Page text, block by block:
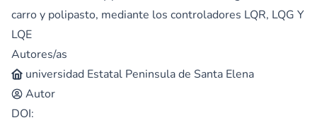
carro y polipasto, mediante los controladores LQR, LQG Y
LQE
Autores/as
universidad Estatal Peninsula de Santa Elena
Autor
DOI: